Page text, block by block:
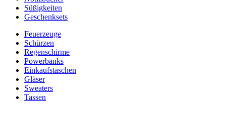
Süßigkeiten
Geschenksets
Feuerzeuge
Schürzen
Regenschirme
Powerbanks
Einkaufstaschen
Gläser
Sweaters
Tassen